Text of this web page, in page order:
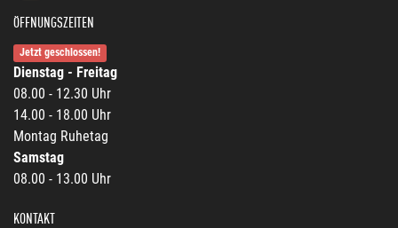
ÖFFNUNGSZEITEN
Jetzt geschlossen!
Dienstag - Freitag
08.00 - 12.30 Uhr
14.00 - 18.00 Uhr
Montag Ruhetag
Samstag
08.00 - 13.00 Uhr
KONTAKT